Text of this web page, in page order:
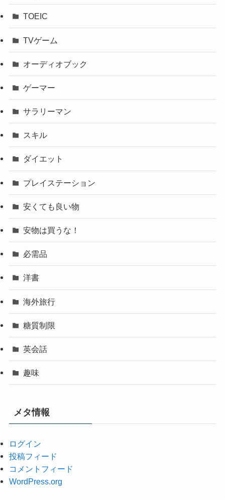
TOEIC
TVゲーム
オーディオブック
ゲーマー
サラリーマン
スキル
ダイエット
プレイステーション
安くても良い物
安物は買うな！
必需品
洋書
海外旅行
糖質制限
英会話
趣味
メタ情報
ログイン
投稿フィード
コメントフィード
WordPress.org